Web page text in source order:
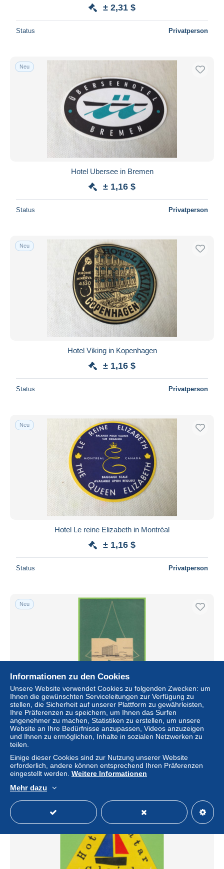
± 2,31 $
Status Privatperson
Neu
Hotel Ubersee in Bremen
± 1,16 $
Status Privatperson
Neu
Hotel Viking in Kopenhagen
± 1,16 $
Status Privatperson
Neu
Hotel Le reine Elizabeth in Montréal
± 1,16 $
Status Privatperson
Neu
voyo HOTEL NACIONAL Brasilia Brazil Hotel Label 1960s
Vintage Space Age
± 4,62 $
Status Gewerblicher Händler
Neu
Informationen zu den Cookies
Unsere Website verwendet Cookies zu folgenden Zwecken: um
Ihnen die gewünschten Serviceleitungen zur Verfügung zu
stellen, die Sicherheit auf unserer Plattform zu gewährleisten,
Ihre Präferenzen zu speichern, um Ihnen das Surfen
angenehmer zu machen, Statistiken zu erstellen, um unsere
Website an Ihre Bedürfnisse anzupassen, Videos anzuzeigen
und Ihnen zu ermöglichen, Inhalte in sozialen Netzwerken zu
teilen.
Einige dieser Cookies sind zur Nutzung unserer Website
erforderlich, andere können entsprechend Ihren Präferenzen
eingestellt werden. Weitere Informationen
Mehr dazu